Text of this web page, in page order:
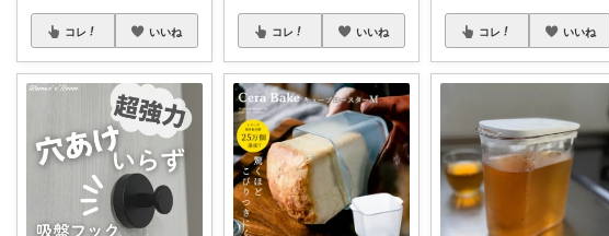
コレ いいね コレ いいね コレ いいね